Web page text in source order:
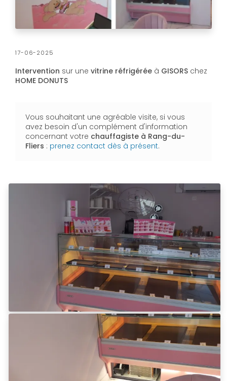
17-06-2025
Intervention sur une vitrine réfrigérée à GISORS chez
HOME DONUTS
Vous souhaitant une agréable visite, si vous
avez besoin d'un complément d'information
concernant votre chauffagiste à Rang-du-
Fliers : prenez contact dès à présent.